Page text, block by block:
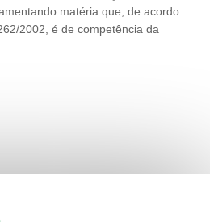
matéria que, de acordo
2002, é de competência da